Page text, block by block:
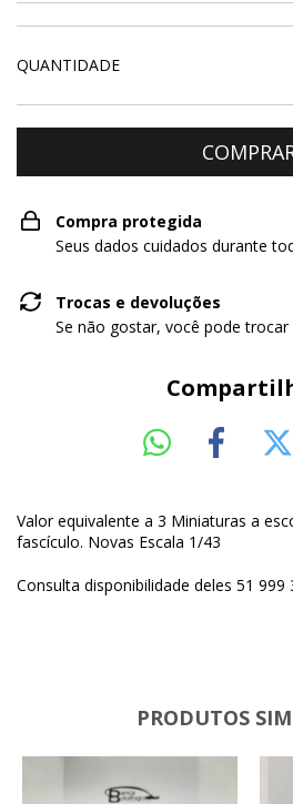
QUANTIDADE
Compra protegida
Seus dados cuidados durante
Trocas e devoluções
Se não gostar, você pode trocar
Valor equivalente a 3 Miniaturas a
fascículo. Novas Escala 1/43
Consulta disponibilidade deles 51 999
PRODUTOS